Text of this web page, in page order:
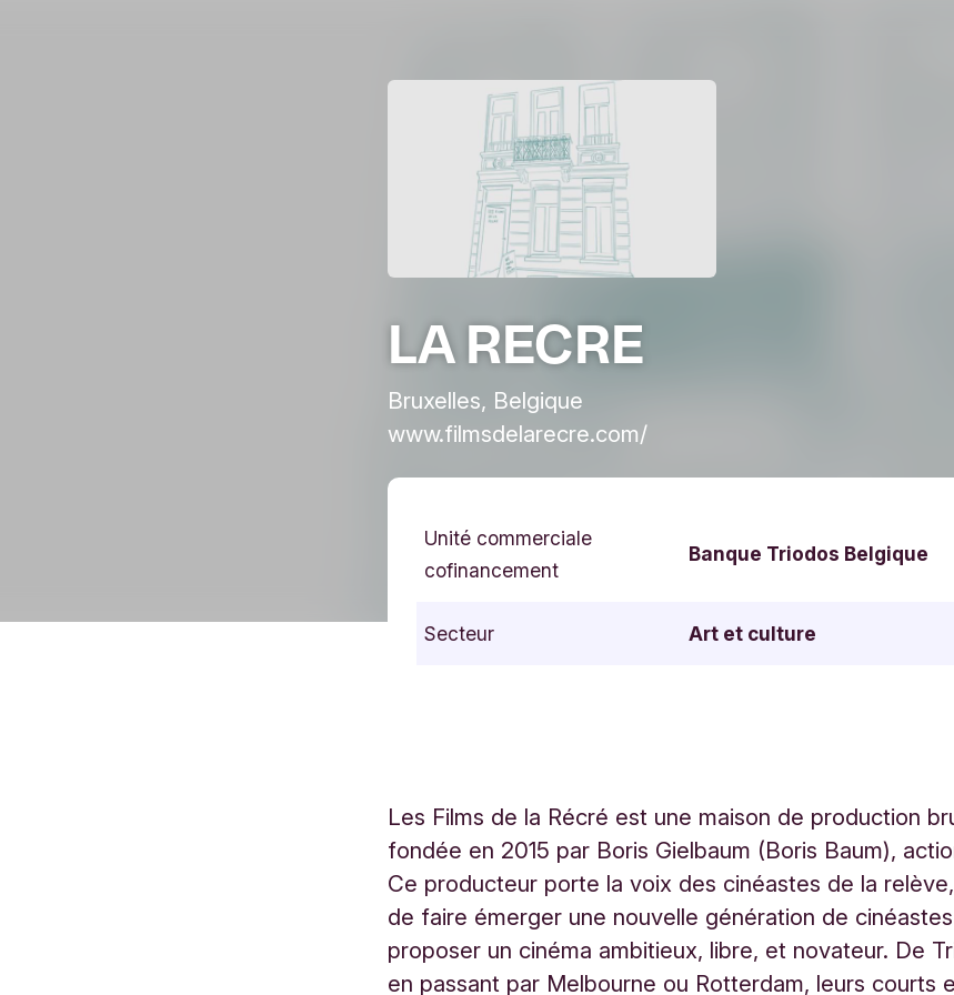
LA RECRE
Bruxelles, Belgique
www.filmsdelarecre.com/
Unité commerciale
cofinancement
Banque Triodos Belgique
Secteur Art et culture
Les Films de la Récré est une maison de production
fondée en 2015 par Boris Gielbaum (Boris Baum),
Ce producteur porte la voix des cinéastes de la
de faire émerger une nouvelle génération de
proposer un cinéma ambitieux, libre, et novateur. De
en passant par Melbourne ou Rotterdam, leurs courts